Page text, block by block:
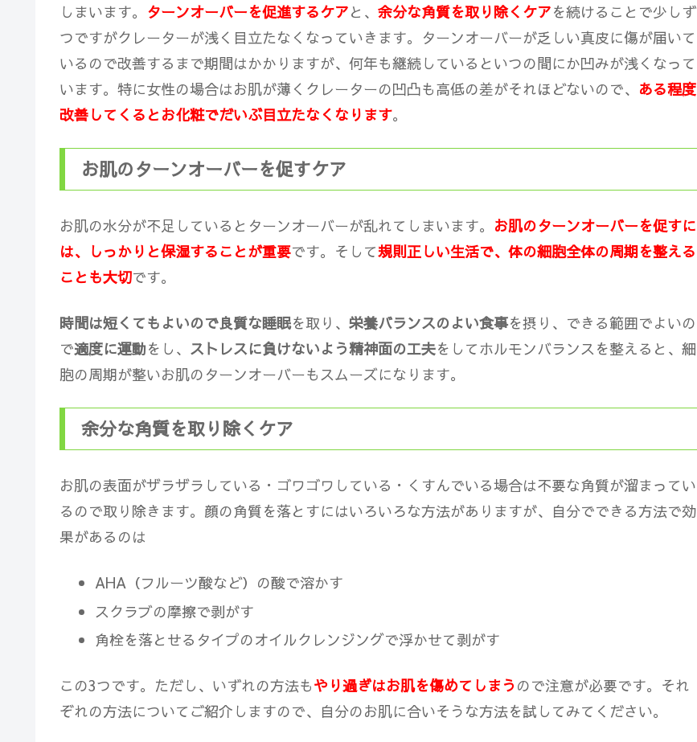
しまいます。 ターンオーバーを促進するケアと、 余分な角質を取り除くケアを続けることで少しず
つですがクレーターが浅く目立たなくなっていきます。ターンオーバーが乏しい真皮に傷が届いて
いるので改善するまで期間はかかりますが、何年も継続しているといつの間にか凹みが浅くなって
います。特に女性の場合はお肌が薄くクレーターの凹凸も高低の差がそれほどないので、 ある程度
改善してくるとお化粧でだいぶ目立たなくなります。
お肌のターンオーバーを促すケア
お肌の水分が不足しているとターンオーバーが乱れてしまいます。 お肌のターンオーバーを促すに
は、しっかりと保湿することが重要です。そして規則正しい生活で、体の細胞全体の周期を整える
ことも大切です。
時間は短くてもよいので良質な睡眠を取り、 栄養バランスのよい食事を摂り、できる範囲でよいの
で適度に運動をし、 ストレスに負けないよう精神面の工夫をしてホルモンバランスを整えると、細
胞の周期が整いお肌のターンオーバーもスムーズになります。
余分な角質を取り除くケア
お肌の表面がザラザラしている・ゴワゴワしている・くすんでいる場合は不要な角質が溜まってい
るので取り除きます。顔の角質を落とすにはいろいろな方法がありますが、自分でできる方法で効
果があるのは
AHA（フルーツ酸など）の酸で溶かす
スクラブの摩擦で剥がす
角栓を落とせるタイプのオイルクレンジングで浮かせて剥がす
この3つです。ただし、いずれの方法もやり過ぎはお肌を傷めてしまう ので注意が必要です。それ
ぞれの方法についてご紹介しますので、自分のお肌に合いそうな方法を試してみてください。